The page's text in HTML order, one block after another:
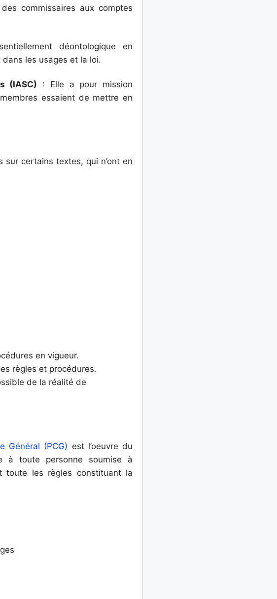
commissaires aux comptes
déontologique en
les usages et la loi.
(IASC) : Elle a pour mission
essaient de mettre en
sur certains textes, qui n’ont en
en vigueur.
règles et procédures.
de la réalité de
Général (PCG) est l’oeuvre du
à toute personne soumise à
toute les règles constituant la